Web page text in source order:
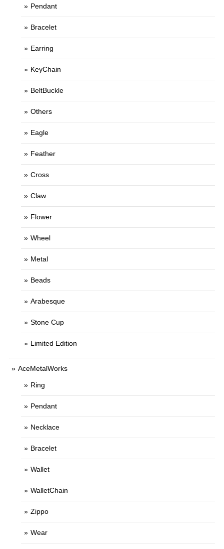
Pendant
Bracelet
Earring
KeyChain
BeltBuckle
Others
Eagle
Feather
Cross
Claw
Flower
Wheel
Metal
Beads
Arabesque
Stone Cup
Limited Edition
AceMetalWorks
Ring
Pendant
Necklace
Bracelet
Wallet
WalletChain
Zippo
Wear